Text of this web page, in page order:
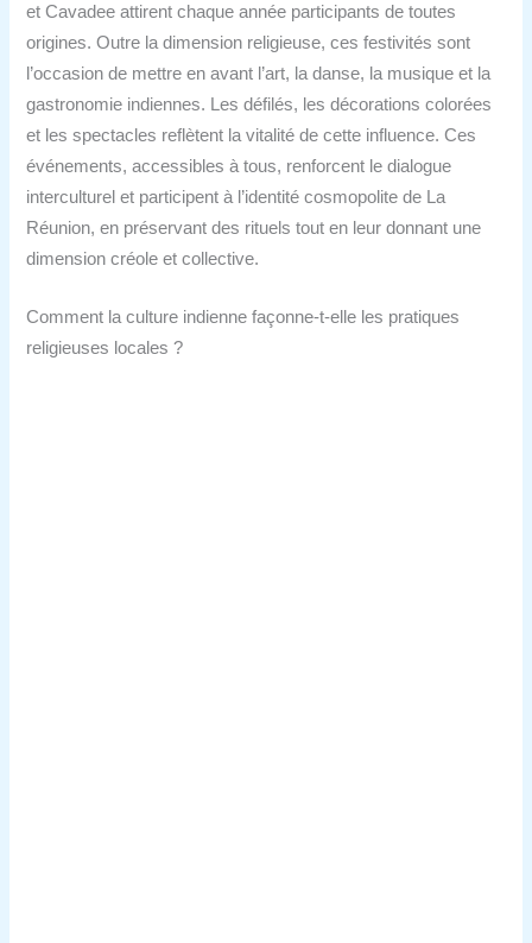
et Cavadee attirent chaque année participants de toutes
origines. Outre la dimension religieuse, ces festivités sont
l’occasion de mettre en avant l’art, la danse, la musique et la
gastronomie indiennes. Les défilés, les décorations colorées
et les spectacles reflètent la vitalité de cette influence. Ces
événements, accessibles à tous, renforcent le dialogue
interculturel et participent à l’identité cosmopolite de La
Réunion, en préservant des rituels tout en leur donnant une
dimension créole et collective.
Comment la culture indienne façonne-t-elle les pratiques
religieuses locales ?